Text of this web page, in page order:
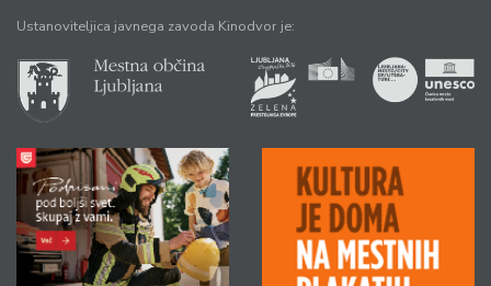
Ustanoviteljica javnega zavoda Kinodvor je: